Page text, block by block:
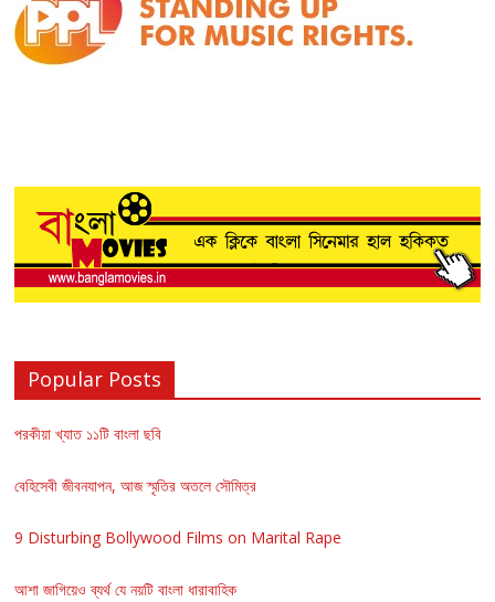
Popular Posts
পরকীয়া খ্যাত ১১টি বাংলা ছবি
বেহিসেবী জীবনযাপন, আজ স্মৃতির অতলে সৌমিত্র
9 Disturbing Bollywood Films on Marital Rape
আশা জাগিয়েও ব্যর্থ যে নয়টি বাংলা ধারাবাহিক